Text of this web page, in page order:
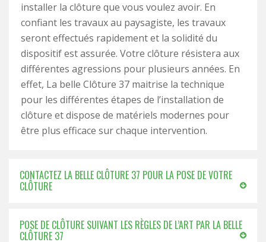
installer la clôture que vous voulez avoir. En
confiant les travaux au paysagiste, les travaux
seront effectués rapidement et la solidité du
dispositif est assurée. Votre clôture résistera aux
différentes agressions pour plusieurs années. En
effet, La belle Clôture 37 maitrise la technique
pour les différentes étapes de l’installation de
clôture et dispose de matériels modernes pour
être plus efficace sur chaque intervention.
CONTACTEZ LA BELLE CLÔTURE 37 POUR LA POSE DE VOTRE
CLÔTURE
POSE DE CLÔTURE SUIVANT LES RÈGLES DE L’ART PAR LA BELLE
CLÔTURE 37